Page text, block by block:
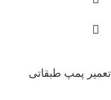
تعمیر پمپ طبقاتی